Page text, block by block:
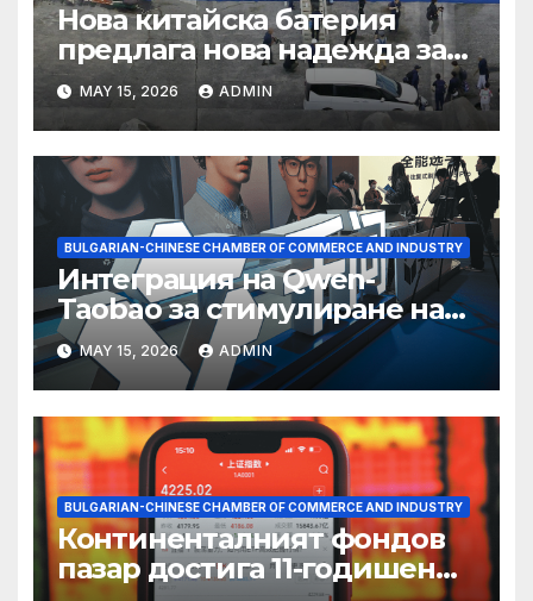
Нова китайска батерия
предлага нова надежда за
съхранение на водород
MAY 15, 2026 ADMIN
BULGARIAN-CHINESE CHAMBER OF COMMERCE AND INDUSTRY
Интеграция на Qwen-
Taobao за стимулиране на
пазаруването 618
MAY 15, 2026 ADMIN
BULGARIAN-CHINESE CHAMBER OF COMMERCE AND INDUSTRY
Континенталният фондов
пазар достига 11-годишен